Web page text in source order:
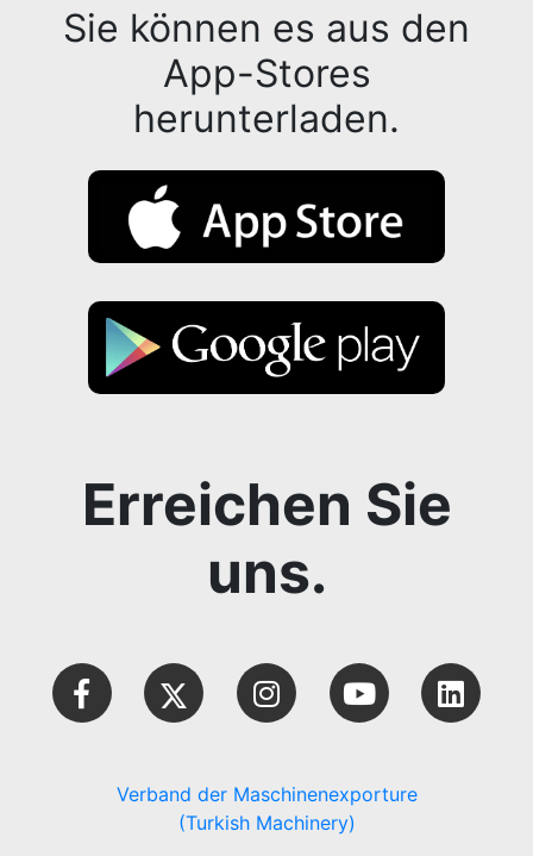
Sie können es aus den
App-Stores
herunterladen.
Erreichen Sie
uns.
Verband der Maschinenexporture
(Turkish Machinery)